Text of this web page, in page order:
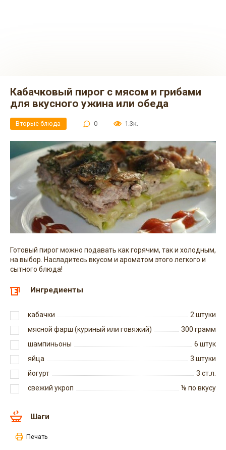
Кабачковый пирог с мясом и грибами
для вкусного ужина или обеда
Вторые блюда 0 1.3к.
Готовый пирог можно подавать как горячим, так и холодным,
на выбор. Насладитесь вкусом и ароматом этого легкого и
сытного блюда!
Ингредиенты
кабачки 2 штуки
мясной фарш (куриный или говяжий)
300 грамм
шампиньоны
6 штук
яйца
3 штуки
йогурт
3 ст.л.
свежий укроп
⅛ по вкусу
Шаги
Печать